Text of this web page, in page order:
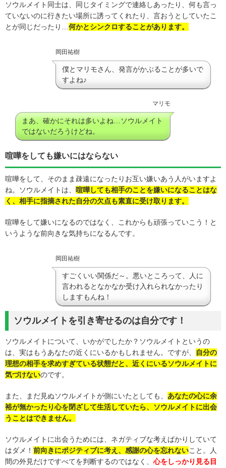
ソウルメイト同士は、同じタイミングで連絡しあったり、何も言っ
ていないのに行きたい場所に誘ってくれたり、言おうとしていたこ
とが同じだったり… 何かとシンクロすることがあります。
岡田祐樹
僕とマリモさん、発言がかぶることが多いで
すよね♪
マリモ
まあ、確かにそれは多いよね…ソウルメイト
ではないだろうけどね。
喧嘩をしても嫌いにはならない
喧嘩をして、そのまま疎遠になったりお互い嫌いあう人がいますよ
ね。ソウルメイトは、
喧嘩しても相手のことを嫌いになることはな
く、相手に指摘された自分の欠点も素直に受け取ります。
喧嘩をして嫌いになるのではなく、これからも頑張っていこう！と
いうような前向きな気持ちになるんです。
岡田祐樹
すごくいい関係だ～。悪いところって、人に
言われるとなかなか受け入れられなかったり
しますもんね！
ソウルメイトを引き寄せるのは自分です！
ソウルメイトについて、いかがでしたか？ソウルメイトというの
は、実はもうあなたの近くにいるかもしれません。ですが、
自分の
理想の相手を求めすぎている状態だと、近くにいるソウルメイトに
気づけないのです。
また、まだ見ぬソウルメイトが側にいたとしても、 あなたの心に余
裕が無かったり心を閉ざして生活していたら、ソウルメイトに出会
うことはできません。
ソウルメイトに出会うためには、ネガティブな考えばかりしていて
はダメ！ 前向きにポジティブに考え、感謝の心を忘れないこと。人
間の外見だけですべてを判断するのではなく、 心をしっかり見る目